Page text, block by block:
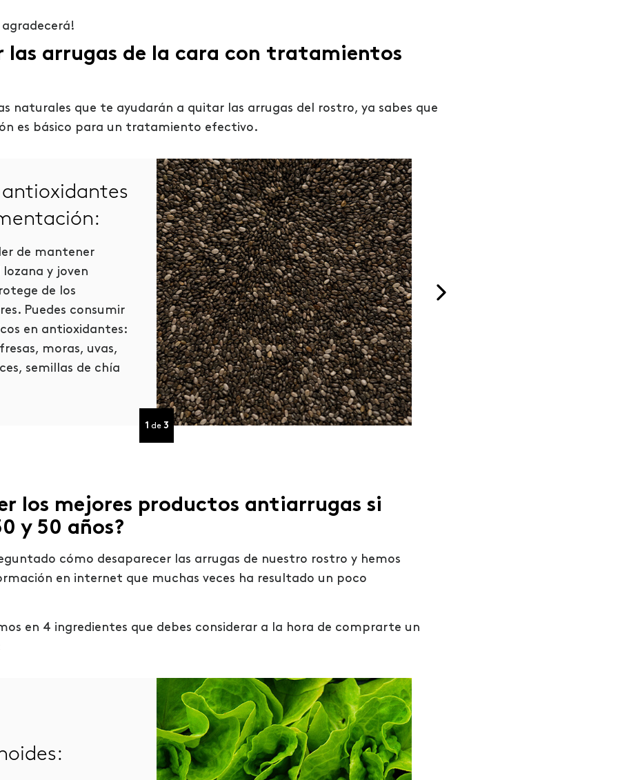
las arrugas de la cara con tratamientos
naturales que te ayudarán a quitar las arrugas del rostro, ya sabes que
es básico para un tratamiento efectivo.
de mantener
y joven
de los
Puedes consumir
en antioxidantes:
moras, uvas,
semillas de chía
Dormir como la bella
durmiente:
Existe una fuerte relación entre
el sueño y la piel. Los beneficios
del sueño para la piel de nuestro
rostro incluyen la reducción de
arrugas, mejorar las ojeras y
mantener la piel fresca.
Proteje siempre tu piel del sol
1 de 3
los mejores productos antiarrugas si
y 50 años?
cómo desaparecer las arrugas de nuestro rostro y hemos
en internet que muchas veces ha resultado un poco
en 4 ingredientes que debes considerar a la hora de comprarte un
Hidratantes